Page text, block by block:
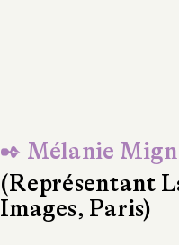
✒ Mélanie
(Représentant
Images, Paris)